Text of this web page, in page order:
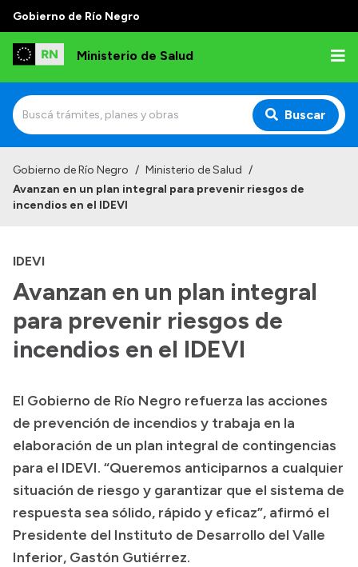
Gobierno de Río Negro
Ministerio de Salud
Buscar
Institucional
Autoridades
Consejos locales
Transparencia
Boletín Oficial
Compras y licitaciones
Consulta de expedientes
Consulta de pago a proveedores
Convocatorias
Intranet
Gobierno de Río Negro / Ministerio de Salud /
Avanzan en un plan integral para prevenir riesgos de
incendios en el IDEVI
IDEVI
Avanzan en un plan integral
para prevenir riesgos de
incendios en el IDEVI
El Gobierno de Río Negro refuerza las acciones
de prevención de incendios y trabaja en la
elaboración de un plan integral de contingencias
para el IDEVI. “Queremos anticiparnos a cualquier
situación de riesgo y garantizar que el sistema de
respuesta sea sólido, rápido y eficaz”, afirmó el
Presidente del Instituto de Desarrollo del Valle
Inferior, Gastón Gutiérrez.